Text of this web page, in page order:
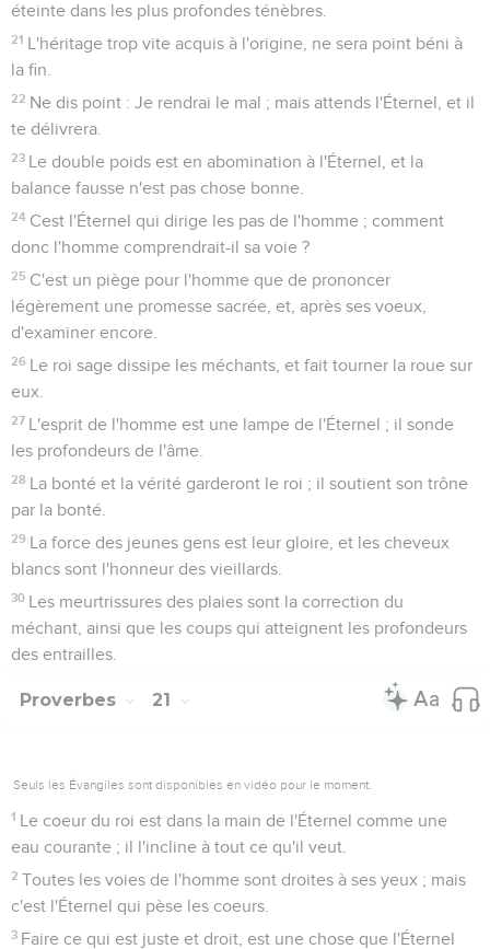
éteinte dans les plus profondes ténèbres.
21 L'héritage trop vite acquis à l'origine, ne sera point béni à
la fin.
22 Ne dis point : Je rendrai le mal ; mais attends l'Éternel, et il
te délivrera.
23 Le double poids est en abomination à l'Éternel, et la
balance fausse n'est pas chose bonne.
24 Cest l'Éternel qui dirige les pas de l'homme ; comment
donc l'homme comprendrait-il sa voie ?
25 C'est un piège pour l'homme que de prononcer
légèrement une promesse sacrée, et, après ses voeux,
d'examiner encore.
26 Le roi sage dissipe les méchants, et fait tourner la roue sur
eux.
27 L'esprit de l'homme est une lampe de l'Éternel ; il sonde
les profondeurs de l'âme.
28 La bonté et la vérité garderont le roi ; il soutient son trône
par la bonté.
29 La force des jeunes gens est leur gloire, et les cheveux
blancs sont l'honneur des vieillards.
30 Les meurtrissures des plaies sont la correction du
méchant, ainsi que les coups qui atteignent les profondeurs
des entrailles.
Proverbes 21
Seuls les Évangiles sont disponibles en vidéo pour le moment.
1 Le coeur du roi est dans la main de l'Éternel comme une
eau courante ; il l'incline à tout ce qu'il veut.
2 Toutes les voies de l'homme sont droites à ses yeux ; mais
c'est l'Éternel qui pèse les coeurs.
3 Faire ce qui est juste et droit, est une chose que l'Éternel